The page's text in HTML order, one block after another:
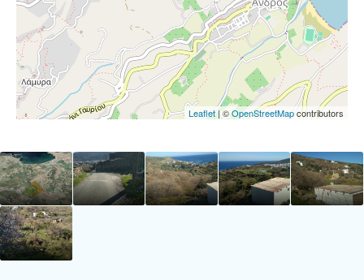
Leaflet| ©OpenStreetMapcontributors